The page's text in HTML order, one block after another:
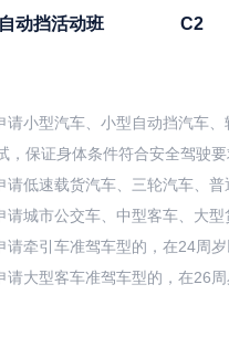
自动挡活动班 C2
请小型汽车、小型自动挡汽车
，保证身体条件符合安全驾驶要
请低速载货汽车、三轮汽车、
请城市公交车、中型客车、大
请牵引车准驾车型的，在24周岁
请大型客车准驾车型的，在26周